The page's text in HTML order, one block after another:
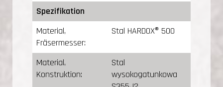
Spezifikation
Material,
Fräsermesser:
Stal HARDOX® 500
Material,
Konstruktion:
Stal
wysokogatunkowa